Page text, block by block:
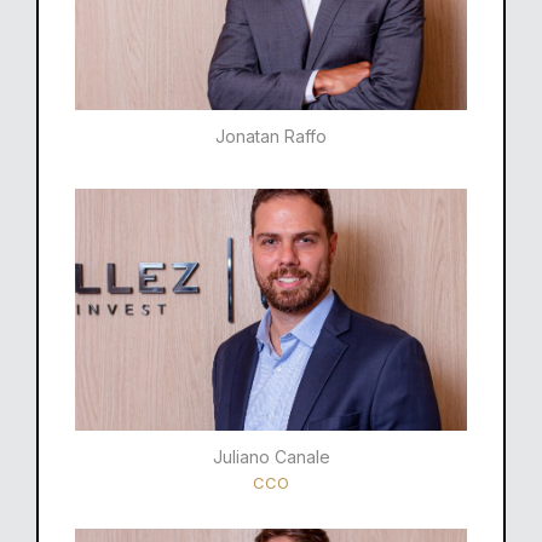
Jonatan Raffo
Juliano Canale
CCO